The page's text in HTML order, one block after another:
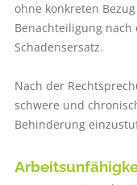
ohne konkreten
Benachteiligung nach
Schadensersatz.
Nach der
schwere und
Behinderung